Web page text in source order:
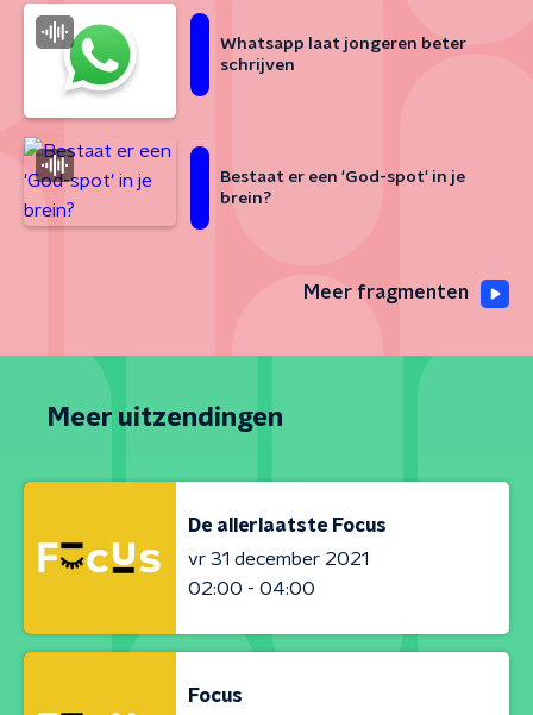
Whatsapp laat jongeren beter
schrijven
Bestaat er een 'God-spot' in je
brein?
Meer fragmenten
Meer uitzendingen
De allerlaatste Focus
vr 31 december 2021
02:00 - 04:00
Focus